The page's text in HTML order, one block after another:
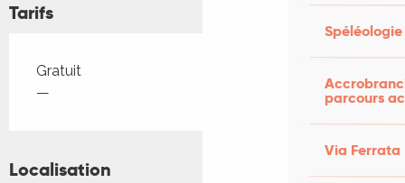
Spéléologie
parcours
Via Ferrata
Tarifs
Tarifs 2026
Gratuit
—
Localisation